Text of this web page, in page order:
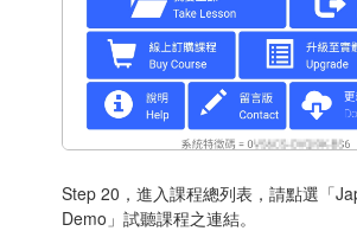
Step 20，進入課程總列表，請點選「
Demo」試聽課程之連結。